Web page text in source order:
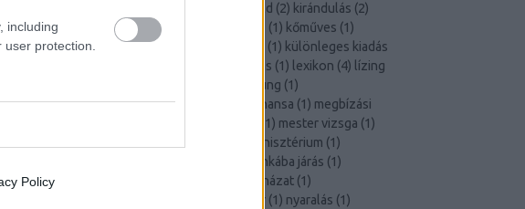
including
protection.
Policy
adott
a
hogy ott
Kindergeld (2) kirándulás (2)
költözés
(1) kőműves (1)
koronavírus
(1) különleges kiadás
lakhatás (1) lexikon (4) lízing
Lohnsteuerbescheinigung (1)
Lohnsteuerklasse
Lufthansa (1) megbízási
1) mester vizsga (1)
minisztérium (1)
munkába járás (1)
munkaruházat (1)
nettó bér (1) nyaralás (1)